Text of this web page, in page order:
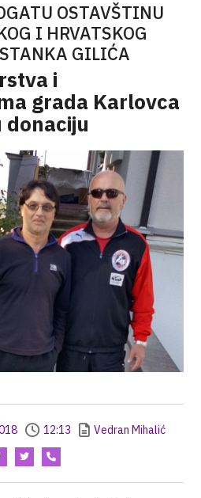
OSTAVŠTINU
I HRVATSKOG
GILIĆA
i
grada Karlovca
donaciju
12:13 Vedran Mihalić